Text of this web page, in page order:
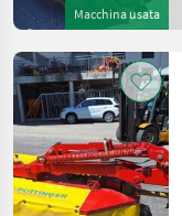
Macchina usata